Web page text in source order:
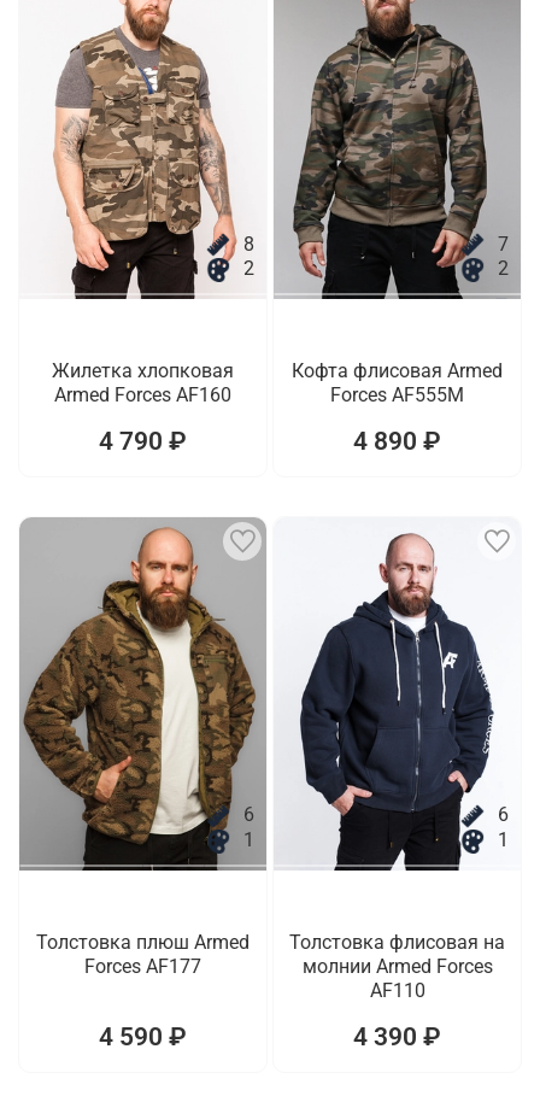
8
2
Жилетка хлопковая
Armed Forces AF160
4 790 ₽
7
2
Кофта флисовая Armed
Forces AF555M
4 890 ₽
6
1
Толстовка плюш Armed
Forces AF177
4 590 ₽
6
1
Толстовка флисовая на
молнии Armed Forces
AF110
4 390 ₽